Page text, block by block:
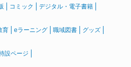
コミック デジタル・電子書籍
育 eラーニング 職域図書 グッズ
設ページ